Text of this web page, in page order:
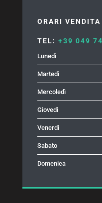
ORARI VENDITA
TEL: +39 049
Lunedì
Martedì
Mercoledì
Giovedì
Venerdì
Sabato
Domenica